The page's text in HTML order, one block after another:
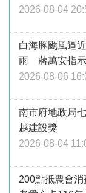
2026-08-04
白海豚颱風逼
雨 蔣萬安指示
2026-08-06
南市府地政局
越建設獎
2026-08-04
200點抵農會